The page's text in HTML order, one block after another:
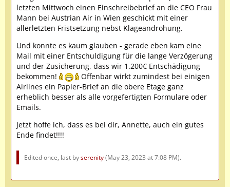
letzten Mittwoch einen Einschreibebrief an die CEO Frau
Mann bei Austrian Air in Wien geschickt mit einer
allerletzten Fristsetzung nebst Klageandrohung.
Und konnte es kaum glauben - gerade eben kam eine
Mail mit einer Entschuldigung für die lange Verzögerung
und der Zusicherung, dass wir 1.200€ Entschädigung
bekommen!
Offenbar wirkt zumindest bei einigen
Airlines ein Papier-Brief an die obere Etage ganz
erheblich besser als alle vorgefertigten Formulare oder
Emails.
Jetzt hoffe ich, dass es bei dir, Annette, auch ein gutes
Ende findet!!!!
Edited once, last byserenity(May 23, 2023 at 7:08 PM).